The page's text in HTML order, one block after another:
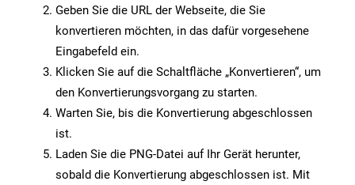
Geben Sie die URL der Webseite, die Sie
konvertieren möchten, in das dafür vorgesehene
Eingabefeld ein.
Klicken Sie auf die Schaltfläche „Konvertieren“, um
den Konvertierungsvorgang zu starten.
Warten Sie, bis die Konvertierung abgeschlossen
ist.
Laden Sie die PNG-Datei auf Ihr Gerät herunter,
sobald die Konvertierung abgeschlossen ist. Mit